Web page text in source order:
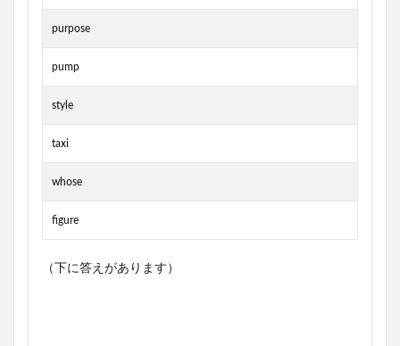
purpose
pump
style
taxi
whose
figure
（下に答えがあります）